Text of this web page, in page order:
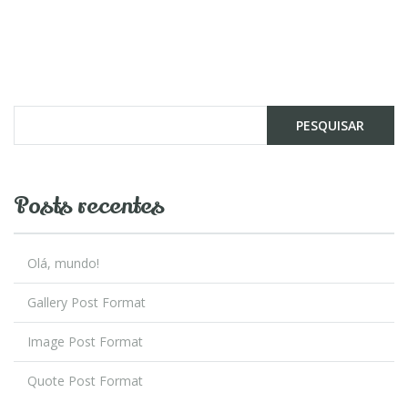
Posts recentes
Olá, mundo!
Gallery Post Format
Image Post Format
Quote Post Format